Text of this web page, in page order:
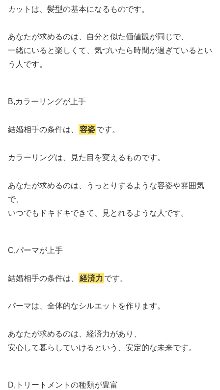
カットは、髪型の基本になるものです。
あなたが求めるのは、自分と似た価値観が同じで、
一緒にいると楽しくて、気づいたら時間が過ぎているとい
う人です。
B,カラーリングが上手
結婚相手の条件は、 容姿です。
カラーリングは、見た目を変えるものです。
あなたが求めるのは、うっとりするような容姿や雰囲気
で、
いつでもドキドキできて、見とれるような人です。
C,パーマが上手
結婚相手の条件は、 経済力 です。
パーマは、全体的なシルエットを作ります。
あなたが求めるのは、経済力があり、
安心して暮らしていけるという、安定的な未来です。
D,トリートメントの種類が豊富